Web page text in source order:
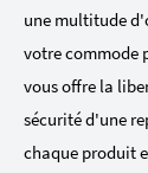
une multitude
votre commode
vous offre la
sécurité d'une
chaque produit